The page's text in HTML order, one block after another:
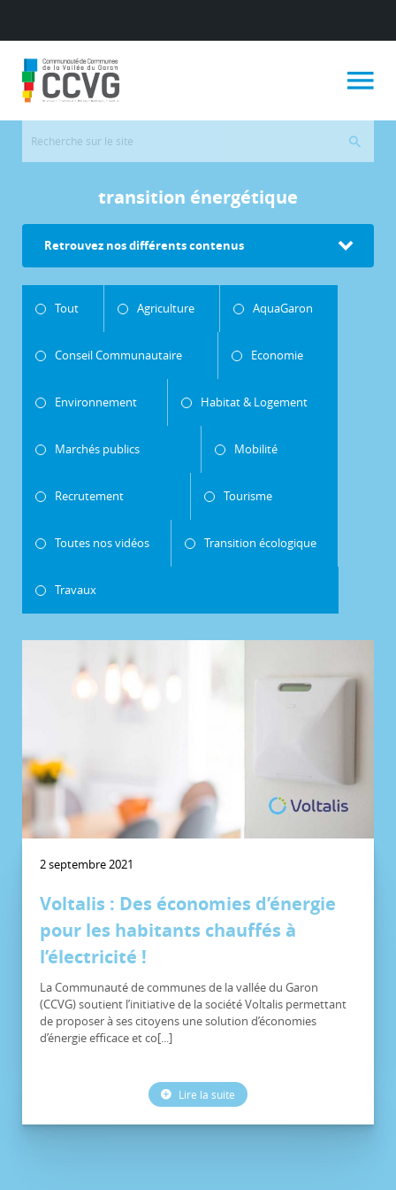
transition énergétique
Retrouvez nos différents contenus
Tout Agriculture AquaGaron
Conseil Communautaire Economie
Environnement Habitat & Logement
Marchés publics Mobilité
Recrutement Tourisme
Toutes nos vidéos Transition écologique
Travaux
2 septembre 2021
Voltalis : Des économies d’énergie
pour les habitants chauffés à
l’électricité !
La Communauté de communes de la vallée du Garon
(CCVG) soutient l’initiative de la société Voltalis permettant
de proposer à ses citoyens une solution d’économies
d’énergie efficace et co[...]
Lire la suite